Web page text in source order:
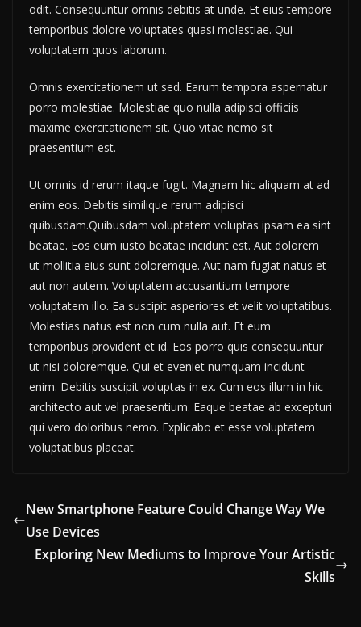
odit. Consequuntur omnis debitis at unde. Et eius tempore
temporibus dolore voluptates quasi molestiae. Qui
voluptatem quos laborum.
Omnis exercitationem ut sed. Earum tempora aspernatur
porro molestiae. Molestiae quo nulla adipisci officiis
maxime exercitationem sit. Quo vitae nemo sit
praesentium est.
Ut omnis id rerum itaque fugit. Magnam hic aliquam at ad
enim eos. Debitis similique rerum adipisci
quibusdam.Quibusdam voluptatem voluptas ipsam ea sint
beatae. Eos eum iusto beatae incidunt est. Aut dolorem
ut mollitia eius sunt doloremque. Aut nam fugiat natus et
aut non autem. Voluptatem accusantium tempore
voluptatem illo. Ea suscipit asperiores et velit voluptatibus.
Molestias natus est non cum nulla aut. Et eum
temporibus provident et id. Eos porro quis consequuntur
ut nisi doloremque. Qui et eveniet numquam incidunt
enim. Debitis suscipit voluptas in ex. Cum eos illum in hic
architecto aut vel praesentium. Eaque beatae ab excepturi
qui vero doloribus nemo. Explicabo et esse voluptatem
voluptatibus placeat.
New Smartphone Feature Could Change Way We
Use Devices
Exploring New Mediums to Improve Your Artistic
Skills